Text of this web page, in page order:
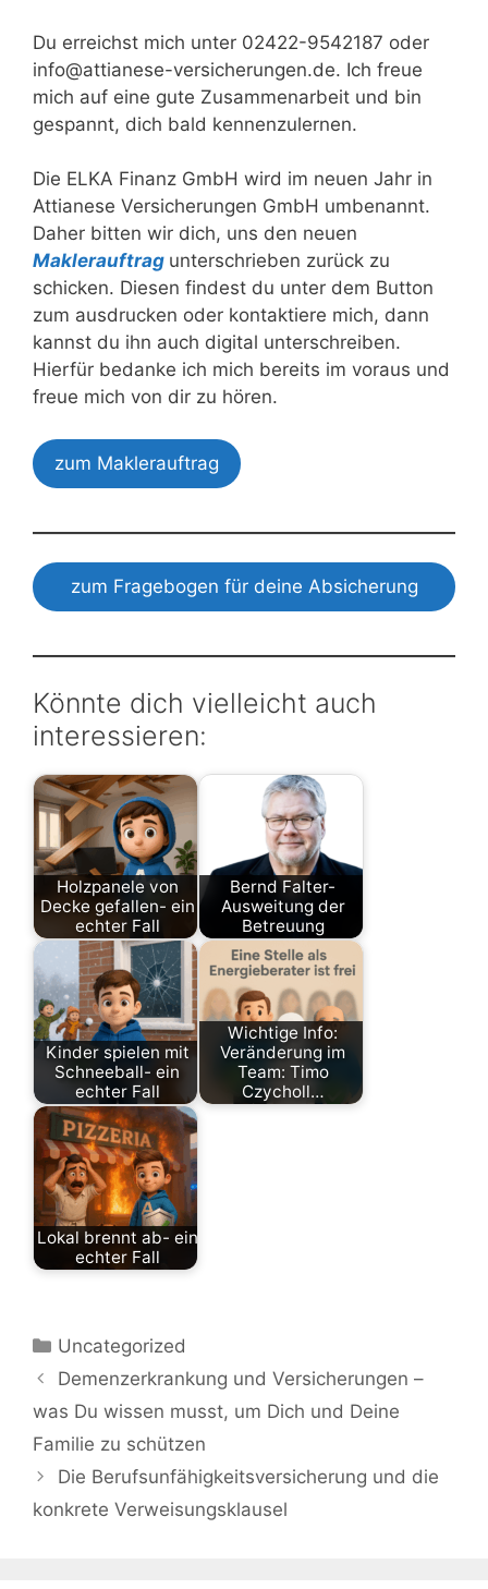
Du erreichst mich unter 02422-9542187 oder
info@attianese-versicherungen.de. Ich freue
mich auf eine gute Zusammenarbeit und bin
gespannt, dich bald kennenzulernen.
Die ELKA Finanz GmbH wird im neuen Jahr in
Attianese Versicherungen GmbH umbenannt.
Daher bitten wir dich, uns den neuen
Maklerauftrag unterschrieben zurück zu
schicken. Diesen findest du unter dem Button
zum ausdrucken oder kontaktiere mich, dann
kannst du ihn auch digital unterschreiben.
Hierfür bedanke ich mich bereits im voraus und
freue mich von dir zu hören.
zum Maklerauftrag
zum Fragebogen für deine Absicherung
Könnte dich vielleicht auch
interessieren:
Holzpanele von
Decke gefallen- ein
echter Fall
Uncategorized
Bernd Falter-
Ausweitung der
Betreuung
Team
Kinder spielen mit
Schneeball- ein
echter Fall
Hausrat
Wichtige Info:
Veränderung im
Team: Timo
Czycholl…
Lokal brennt ab- ein
echter Fall
Kategorien
Uncategorized
Demenzerkrankung und Versicherungen –
was Du wissen musst, um Dich und Deine
Familie zu schützen
Die Berufsunfähigkeitsversicherung und die
konkrete Verweisungsklausel